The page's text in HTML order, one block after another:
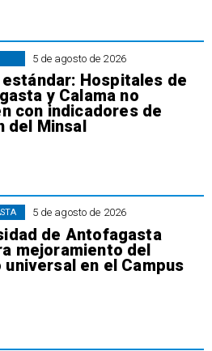
5 de agosto de 2026
estándar: Hospitales de
y Calama no
con indicadores de
del Minsal
5 de agosto de 2026
de Antofagasta
mejoramiento del
universal en el Campus